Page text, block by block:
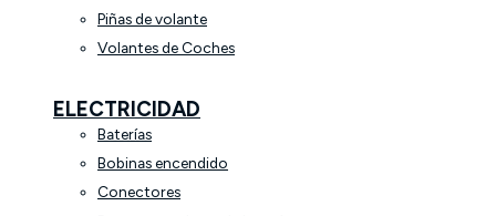
Piñas de volante
Volantes de Coches
ELECTRICIDAD
Baterías
Bobinas encendido
Conectores